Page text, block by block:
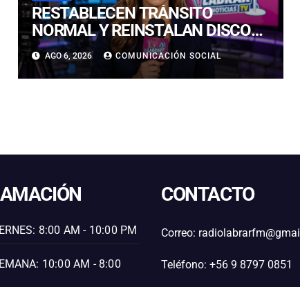
RESTABLECEN TRÁNSITO
NORMAL Y REINSTALAN DISCO
“PARE” TRAS AVANCE DE OBRAS
EN CALLE LUIS FLORES CON
JULIO PRADO
AGO 6, 2026 COMUNICACIÓN SOCIAL
8:00 AM - 10:00 PM
10:00 AM - 8:00
CONTACTO
Correo:
Teléfono: +56 9 8797 0851